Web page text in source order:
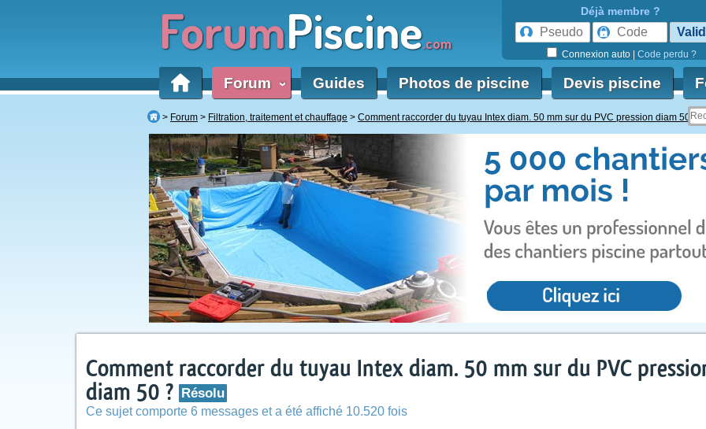
ForumPiscine.com
Déjà membre ?
Connexion auto Code perdu ?
Forum ‹ Guides Photos de piscine Devis piscine
Forum Filtration, traitement et chauffage Comment raccorder du tuyau Intex diam. 50 mm sur du PVC pression diam 50 ?
Comment raccorder du tuyau Intex diam. 50 mm sur du PVC
diam 50 ? Résolu
Ce sujet comporte 6 messages et a été affiché 10.520 fois